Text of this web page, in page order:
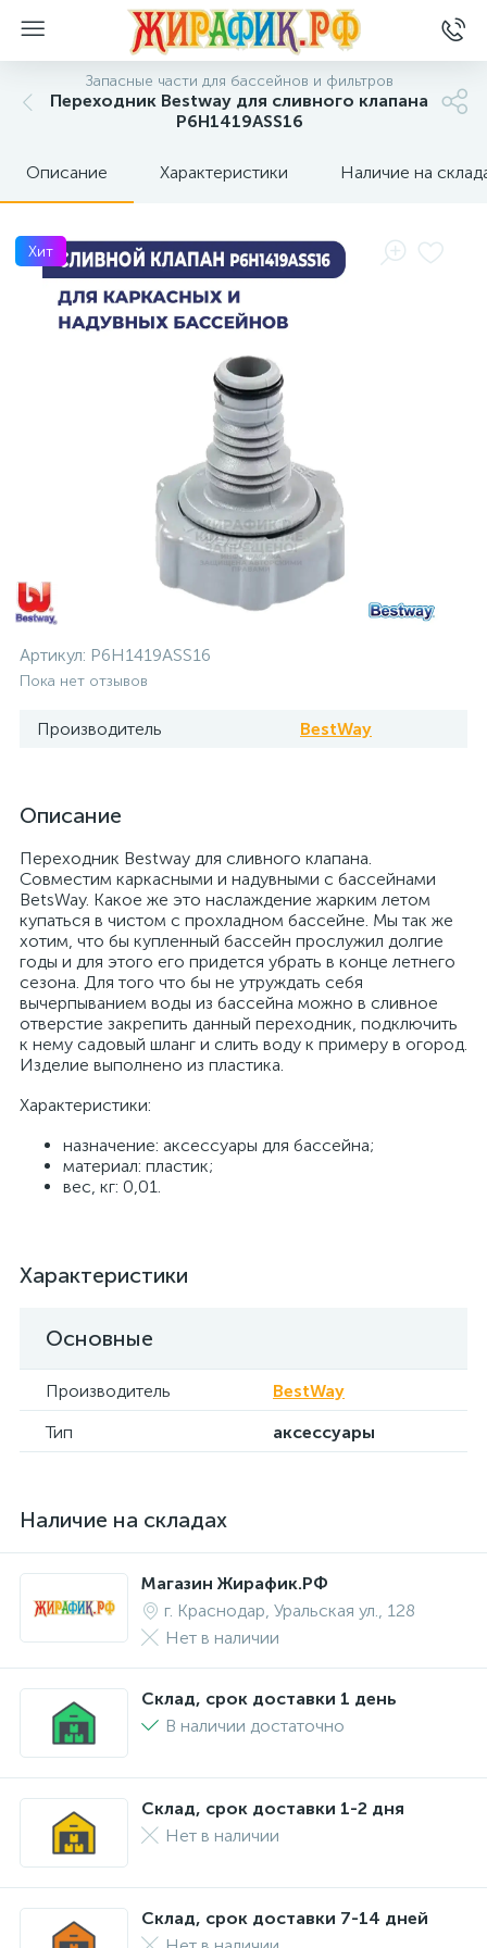
Запасные части для бассейнов и фильтров
Переходник Bestway для сливного клапана
P6H1419ASS16
Описание Характеристики Наличие на
Хит
Артикул: P6H1419ASS16
Пока нет отзывов
Производитель BestWay
Описание
Переходник Bestway для сливного клапана.
Совместим каркасными и надувными с бассейнами
BetsWay. Какое же это наслаждение жарким летом
купаться в чистом с прохладном бассейне. Мы так же
хотим, что бы купленный бассейн прослужил долгие
годы и для этого его придется убрать в конце летнего
сезона. Для того что бы не утруждать себя
вычерпыванием воды из бассейна можно в сливное
отверстие закрепить данный переходник, подключить
к нему садовый шланг и слить воду к примеру в огород.
Изделие выполнено из пластика.
Характеристики:
назначение: аксессуары для бассейна;
материал: пластик;
вес, кг: 0,01.
Характеристики
Основные
Производитель
BestWay
Тип
аксессуары
Наличие на складах
Магазин Жирафик.РФ
г. Краснодар, Уральская ул., 128
Нет в наличии
Склад, срок доставки 1 день
В наличии достаточно
Склад, срок доставки 1-2 дня
Нет в наличии
Склад, срок доставки 7-14 дней